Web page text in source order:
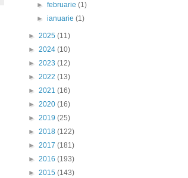
►februarie(1)
►ianuarie(1)
► 2025 (11)
► 2024 (10)
► 2023 (12)
► 2022 (13)
► 2021 (16)
► 2020 (16)
► 2019 (25)
► 2018 (122)
► 2017 (181)
► 2016 (193)
► 2015 (143)